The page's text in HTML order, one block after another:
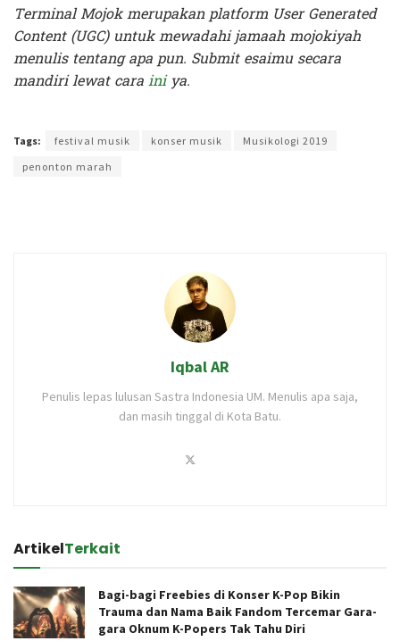
Terminal Mojok merupakan platform User Generated
Content (UGC) untuk mewadahi jamaah mojokiyah
menulis tentang apa pun. Submit esaimu secara
mandiri lewat carainiya.
Tags: festival musik konser musik
Musikologi 2019
penonton marah
Iqbal AR
Penulis lepas lulusan Sastra Indonesia UM. Menulis apa saja,
dan masih tinggal di Kota Batu.
ArtikelTerkait
Bagi-bagi Freebies di Konser K-Pop Bikin
Trauma dan Nama Baik Fandom Tercemar Gara-
gara Oknum K-Popers Tak Tahu Diri